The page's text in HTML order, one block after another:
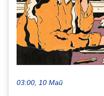
03:00, 10 Май